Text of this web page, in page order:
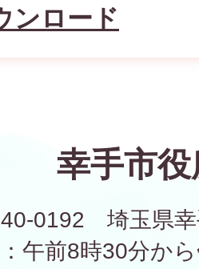
ンロード
幸手市役
0192 埼玉県幸
午前8時30分か